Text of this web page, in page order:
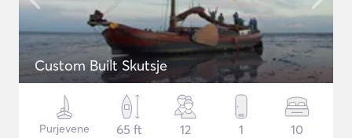
Custom Built Skutsje
Purjevene
65 ft
12 1 10